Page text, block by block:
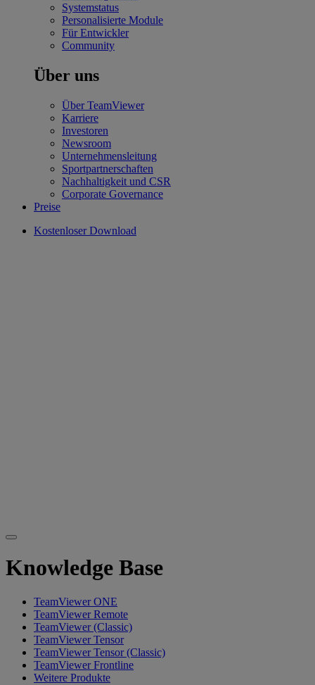
Systemstatus
Personalisierte Module
Für Entwickler
Community
Über uns
Über TeamViewer
Karriere
Investoren
Newsroom
Unternehmensleitung
Sportpartnerschaften
Nachhaltigkeit und CSR
Corporate Governance
Preise
Kostenloser Download
Knowledge Base
TeamViewer ONE
TeamViewer Remote
TeamViewer (Classic)
TeamViewer Tensor
TeamViewer Tensor (Classic)
TeamViewer Frontline
Weitere Produkte